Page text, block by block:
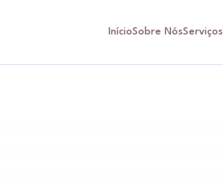
InícioSobre NósServiços